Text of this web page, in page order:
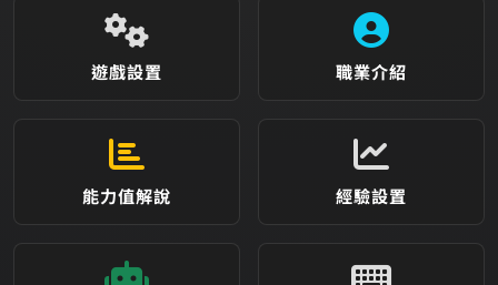
遊戲設置 職業介紹
能力值解說 經驗設置